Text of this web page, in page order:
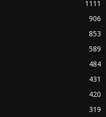
1111
906
853
589
484
431
420
319